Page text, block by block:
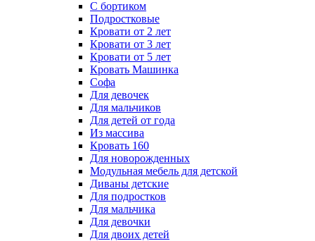
С бортиком
Подростковые
Кровати от 2 лет
Кровати от 3 лет
Кровати от 5 лет
Кровать Машинка
Софа
Для девочек
Для мальчиков
Для детей от года
Из массива
Кровать 160
Для новорожденных
Модульная мебель для детской
Диваны детские
Для подростков
Для мальчика
Для девочки
Для двоих детей